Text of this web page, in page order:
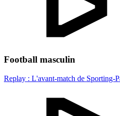
Football masculin
Replay : L'avant-match de Sporting-